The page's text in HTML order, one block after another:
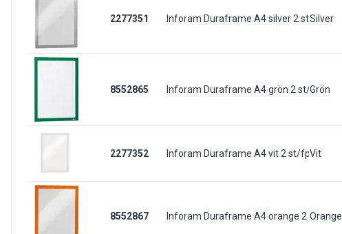
2277351 Inforam Duraframe A4 silver 2 st/fpSilver
8552865 Inforam Duraframe A4 grön 2 st/fpGrön
2277352 Inforam Duraframe A4 vit 2 st/fpVit
8552867 Inforam Duraframe A4 orange 2 st/fp
Orange